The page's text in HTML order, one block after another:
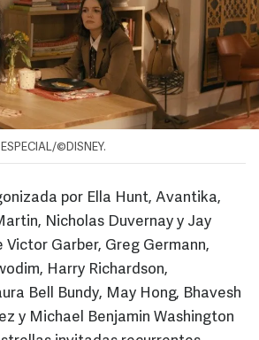
©DISNEY.
por Ella Hunt, Avantika,
Nicholas Duvernay y Jay
Victor Garber, Greg Germann,
Harry Richardson,
Bell Bundy, May Hong, Bhavesh
y Michael Benjamin Washington